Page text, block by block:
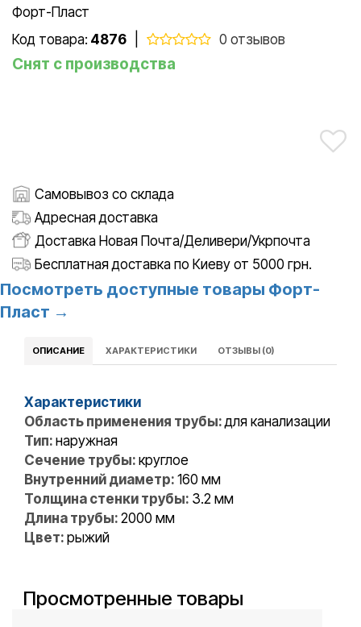
Форт-Пласт
Код товара: 4876 0 отзывов
Снят с производства
Самовывоз со склада
Адресная доставка
Доставка Новая Почта/Деливери/Укрпочта
Бесплатная доставка по Киеву от 5000 грн.
Посмотреть доступные товары Форт-
Пласт →
ОПИСАНИЕ ХАРАКТЕРИСТИКИ ОТЗЫВЫ (0)
Характеристики
Область применения трубы:для канализации
Тип: наружная
Сечение трубы: круглое
Внутренний диаметр: 160 мм
Толщина стенки трубы: 3.2 мм
Длина трубы: 2000 мм
Цвет: рыжий
Просмотренные товары